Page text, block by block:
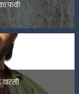
फर्क